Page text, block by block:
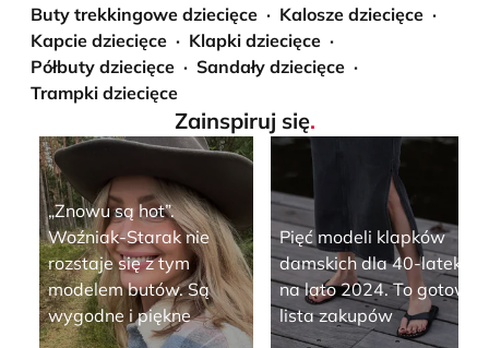
Buty trekkingowe dziecięce
Kalosze dziecięce
Kapcie dziecięce
Klapki dziecięce
Półbuty dziecięce
Sandały dziecięce
Trampki dziecięce
Zainspiruj się.
„Znowu są hot”.
Woźniak-Starak nie
rozstaje się z tym
modelem butów. Są
wygodne i piękne
Pięć modeli klapków
damskich dla 40-latek
na lato 2024. To gotowa
lista zakupów